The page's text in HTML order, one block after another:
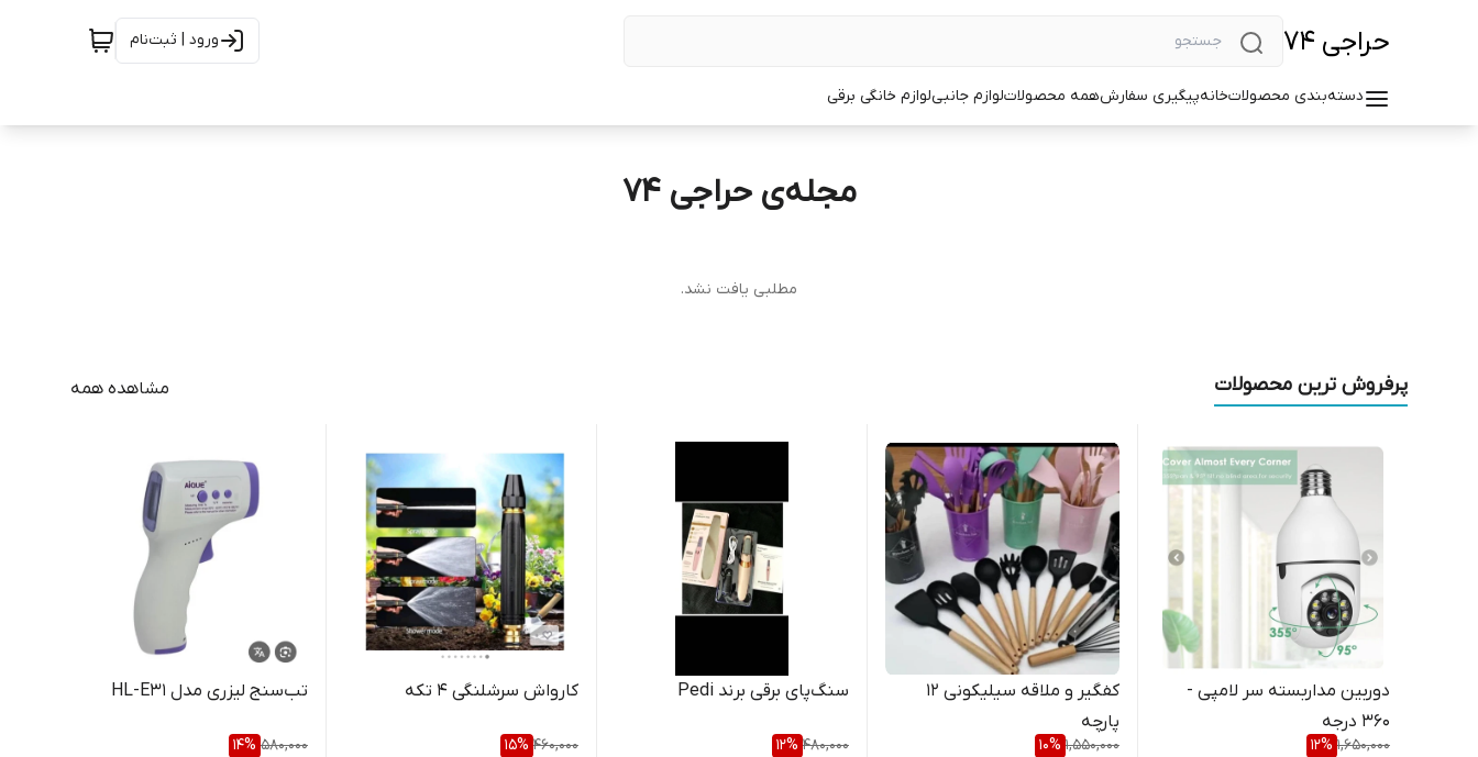
حراجی ۷۴ ورود | ثبت‌نام
دسته‌بندی محصولاتخانهپیگیری سفارشهمه محصولاتلوازم جانبیلوازم خانگی برقی
مجله‌ی حراجی ۷۴
مطلبی یافت نشد.
پرفروش ترین محصولات مشاهده همه
دوربین مداربسته سر لامپی -
۳۶۰ درجه
1,650,000
12%
کفگیر و ملاقه سیلیکونی ۱۲
پارچه
1,550,000
10%
سنگ‌پای برقی برند Pedi
480,000
12%
کارواش سرشلنگی ۴ تکه
460,000
15%
تب‌سنج لیزری مدل HL-E31
580,000
14%